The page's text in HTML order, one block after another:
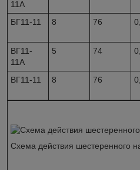
11А
БГ11-11
8 76
ВГ11-
11А
5 74
ВГ11-11 8 76
Схема действия шестеренного